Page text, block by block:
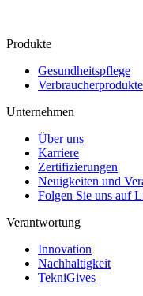
Produkte
Gesundheitspflege
Verbraucherprodukte
Unternehmen
Über uns
Karriere
Zertifizierungen
Neuigkeiten und
Folgen Sie uns auf
Verantwortung
Innovation
Nachhaltigkeit
TekniGives